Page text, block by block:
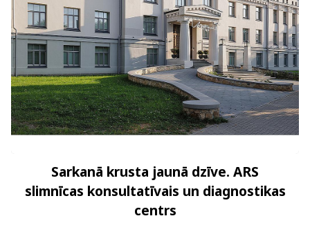
Sarkanā krusta jaunā dzīve. ARS
slimnīcas konsultatīvais un diagnostikas
centrs